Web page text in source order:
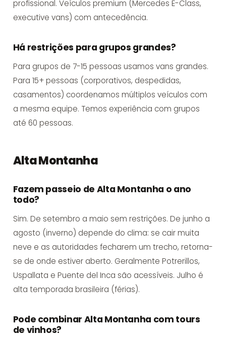
profissional. Veículos premium (Mercedes E-Class,
executive vans) com antecedência.
Há restrições para grupos grandes?
Para grupos de 7-15 pessoas usamos vans grandes.
Para 15+ pessoas (corporativos, despedidas,
casamentos) coordenamos múltiplos veículos com
a mesma equipe. Temos experiência com grupos
até 60 pessoas.
Alta Montanha
Fazem passeio de Alta Montanha o ano
todo?
Sim. De setembro a maio sem restrições. De junho a
agosto (inverno) depende do clima: se cair muita
neve e as autoridades fecharem um trecho, retorna-
se de onde estiver aberto. Geralmente Potrerillos,
Uspallata e Puente del Inca são acessíveis. Julho é
alta temporada brasileira (férias).
Pode combinar Alta Montanha com tours
de vinhos?